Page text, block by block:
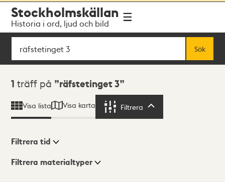
navigationen
huvudinnehållet
Stockholmskällan
Historia i ord, ljud och bild
Sök
Sök
Sökresultat
1 träff på räfstetinget 3
Visa lista Visa karta Filtrera
Visningsläge
Filtrera tid
Filtrera materialtyper